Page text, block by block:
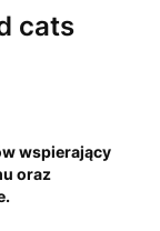
cats
wspierający
oraz